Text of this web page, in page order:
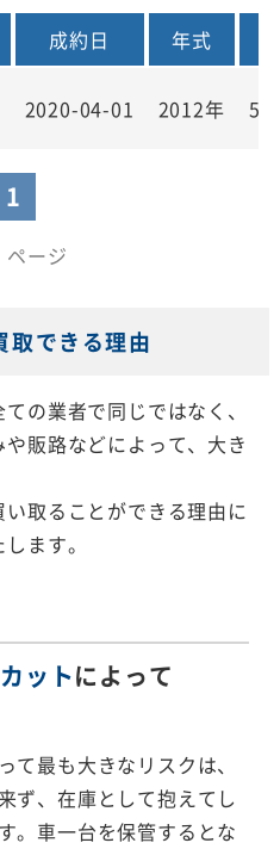
成約日 年式
2020-04-01 2012年
1
ージ
取できる理由
の業者で同じではなく、
販路などによって、大き
取ることができる理由に
ます。
ットによって
て最も大きなリスクは、
ず、在庫として抱えてし
。車一台を保管するとな